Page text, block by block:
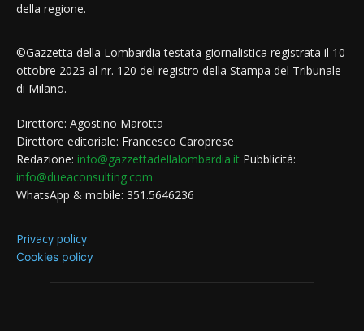
della regione.
©Gazzetta della Lombardia testata giornalistica registrata il 10
ottobre 2023 al nr. 120 del registro della Stampa del Tribunale
di Milano.
Direttore: Agostino Marotta
Direttore editoriale: Francesco Caroprese
Redazione: info@gazzettadellalombardia.it Pubblicità:
info@dueaconsulting.com
WhatsApp & mobile: 351.5646236
Privacy policy
Cookies policy